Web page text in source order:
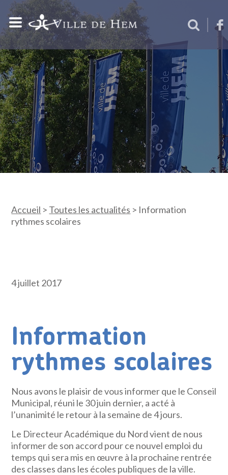
Accueil > Toutes les actualités > Information
rythmes scolaires
4 juillet 2017
Information
rythmes scolaires
Nous avons le plaisir de vous informer que le Conseil
Municipal, réuni le 30 juin dernier, a acté à
l’unanimité le retour à la semaine de 4 jours.
Le Directeur Académique du Nord vient de nous
informer de son accord pour ce nouvel emploi du
temps qui sera mis en œuvre à la prochaine rentrée
des classes dans les écoles publiques de la ville.